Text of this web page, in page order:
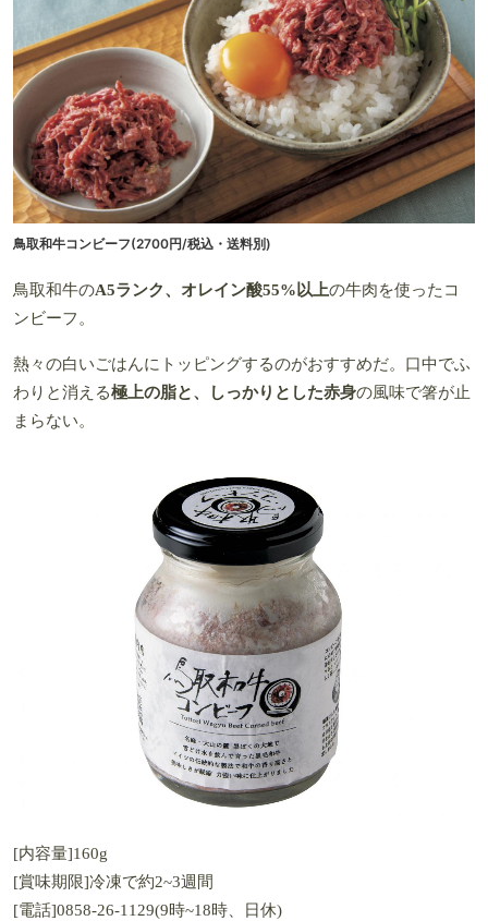
鳥取和牛コンビーフ(2700円/税込・送料別)
鳥取和牛のA5ランク、オレイン酸55%以上の牛肉を使ったコ
ンビーフ。
熱々の白いごはんにトッピングするのがおすすめだ。口中でふ
わりと消える極上の脂と、しっかりとした赤身の風味で箸が止
まらない。
[内容量]160g
[賞味期限]冷凍で約2~3週間
[電話]0858-26-1129(9時~18時、日休)